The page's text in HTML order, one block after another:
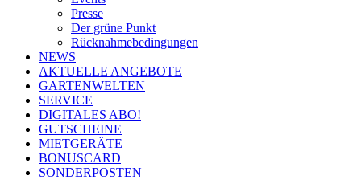
Presse
Der grüne Punkt
Rücknahmebedingungen
NEWS
AKTUELLE ANGEBOTE
GARTENWELTEN
SERVICE
DIGITALES ABO!
GUTSCHEINE
MIETGERÄTE
BONUSCARD
SONDERPOSTEN